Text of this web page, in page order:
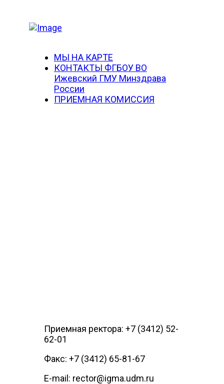
МЫ НА КАРТЕ
КОНТАКТЫ ФГБОУ ВО
Ижевский ГМУ Минздрава
России
ПРИЕМНАЯ КОМИССИЯ
Приемная ректора: +7 (3412) 52-
62-01
Факс: +7 (3412) 65-81-67
E-mail: rector@igma.udm.ru